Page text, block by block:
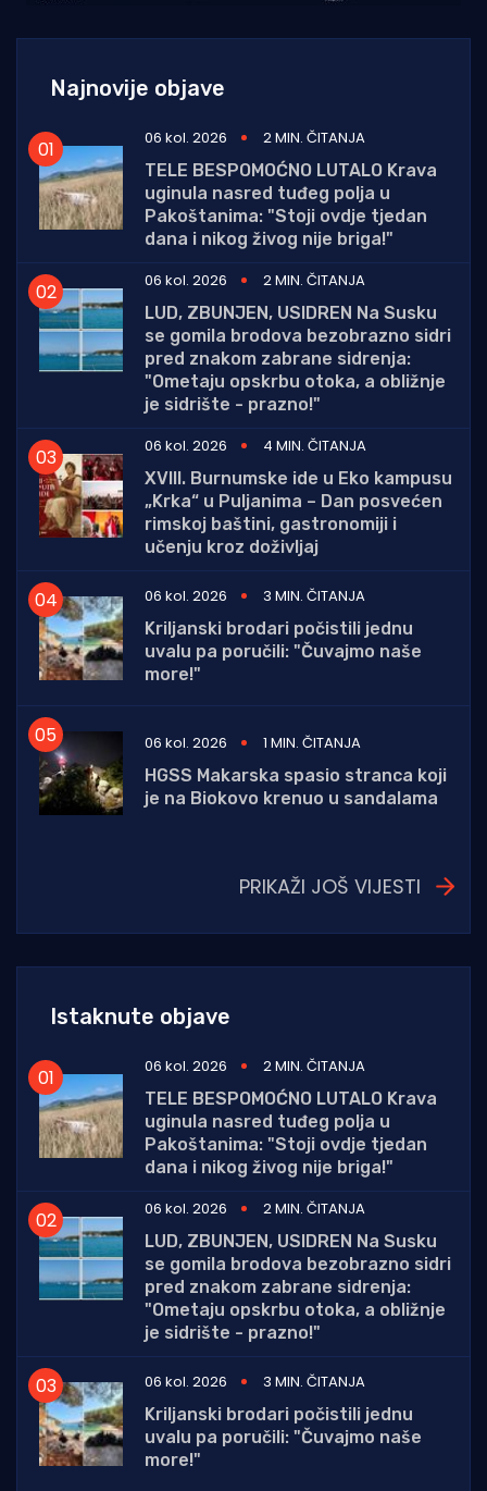
Najnovije objave
06 kol. 2026
2 MIN. ČITANJA
TELE BESPOMOĆNO LUTALO Krava
uginula nasred tuđeg polja u
Pakoštanima: "Stoji ovdje tjedan
dana i nikog živog nije briga!"
06 kol. 2026
2 MIN. ČITANJA
LUD, ZBUNJEN, USIDREN Na Susku
se gomila brodova bezobrazno sidri
pred znakom zabrane sidrenja:
"Ometaju opskrbu otoka, a obližnje
je sidrište - prazno!"
06 kol. 2026
4 MIN. ČITANJA
XVIII. Burnumske ide u Eko kampusu
„Krka“ u Puljanima – Dan posvećen
rimskoj baštini, gastronomiji i
učenju kroz doživljaj
06 kol. 2026
3 MIN. ČITANJA
Kriljanski brodari počistili jednu
uvalu pa poručili: "Čuvajmo naše
more!"
06 kol. 2026
1 MIN. ČITANJA
HGSS Makarska spasio stranca koji
je na Biokovo krenuo u sandalama
PRIKAŽI JOŠ VIJESTI
Istaknute objave
06 kol. 2026
2 MIN. ČITANJA
TELE BESPOMOĆNO LUTALO Krava
uginula nasred tuđeg polja u
Pakoštanima: "Stoji ovdje tjedan
dana i nikog živog nije briga!"
06 kol. 2026
2 MIN. ČITANJA
LUD, ZBUNJEN, USIDREN Na Susku
se gomila brodova bezobrazno sidri
pred znakom zabrane sidrenja:
"Ometaju opskrbu otoka, a obližnje
je sidrište - prazno!"
06 kol. 2026
3 MIN. ČITANJA
Kriljanski brodari počistili jednu
uvalu pa poručili: "Čuvajmo naše
more!"